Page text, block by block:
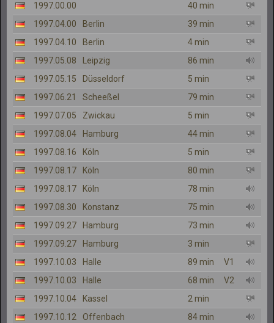
1997.00.00
40 min
1997.04.00
Berlin
39 min
1997.04.10
Berlin
4 min
1997.05.08
Leipzig
86 min
1997.05.15
Düsseldorf
5 min
1997.06.21
Scheeßel
79 min
1997.07.05
Zwickau
5 min
1997.08.04
Hamburg
44 min
1997.08.16
Köln
5 min
1997.08.17
Köln
80 min
1997.08.17
Köln
78 min
1997.08.30
Konstanz
75 min
1997.09.27
Hamburg
73 min
1997.09.27
Hamburg
3 min
1997.10.03
Halle 89 min
V1
1997.10.03
Halle 68 min
V2
1997.10.04
Kassel
2 min
1997.10.12
Offenbach
84 min